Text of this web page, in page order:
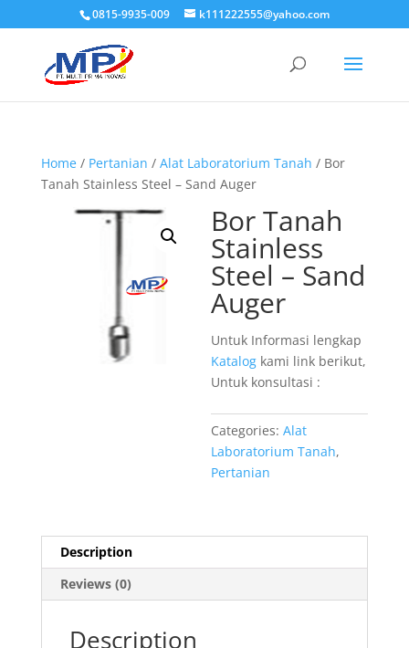
0815-9935-009 k111222555@yahoo.com
Home/ Pertanian / Alat Laboratorium Tanah / Bor
Tanah Stainless Steel – Sand Auger
Bor Tanah
Stainless
Steel – Sand
Auger
Untuk Informasi lengkap
Katalog kami link berikut,
Untuk konsultasi :
Categories:Alat
Laboratorium Tanah,
Pertanian
Description
Reviews (0)
Description